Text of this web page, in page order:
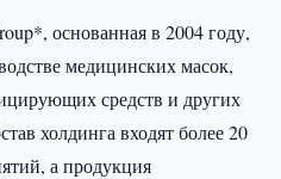
основанная в 2004 году,
медицинских масок,
средств и других
холдинга входят более 20
а продукция